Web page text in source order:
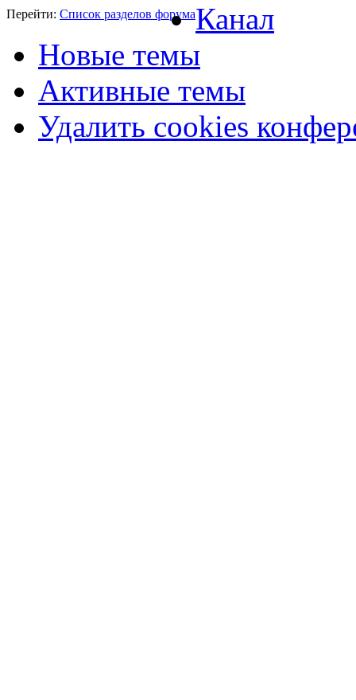
Перейти: Список разделов форумаКанал
Новые темы
Активные темы
Удалить cookies